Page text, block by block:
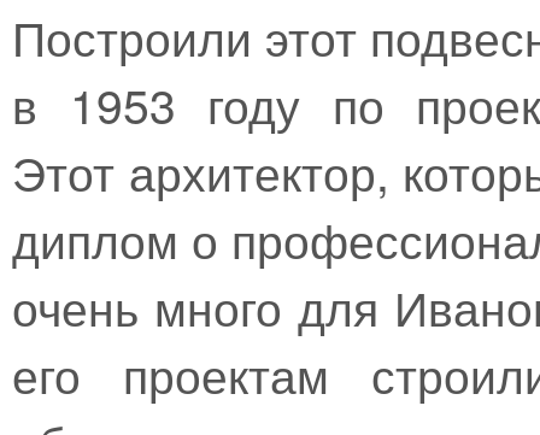
Построили этот
в 1953 году по
Этот архитектор,
диплом о
очень много для
его проектам